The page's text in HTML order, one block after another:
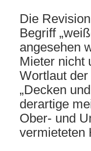
Die
Begriff
angesehen
Mieter nicht
Wortlaut
„Decken
derartige
Ober- und
vermieteten